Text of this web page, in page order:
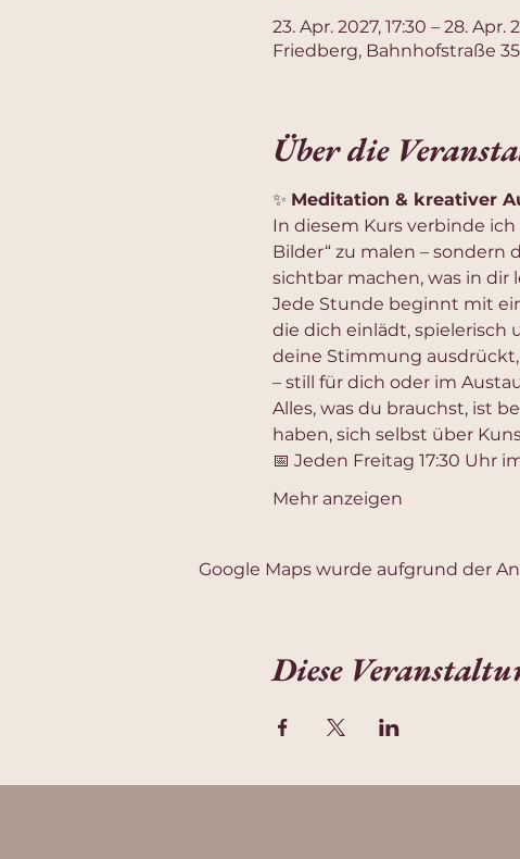
23. Apr. 2027, 17:30 – 28. Apr.
Friedberg, Bahnhofstraße
Über die
✨ Meditation & kreativer
In diesem Kurs verbinde
Bilder“ zu malen – sondern
sichtbar machen, was in dir
Jede Stunde beginnt mit
die dich einlädt, spielerisch
deine Stimmung
– still für dich oder im
Alles, was du brauchst, ist
haben, sich selbst über
📅 Jeden Freitag 17:30 Uhr
Mehr anzeigen
Google Maps wurde aufgrund der
Diese